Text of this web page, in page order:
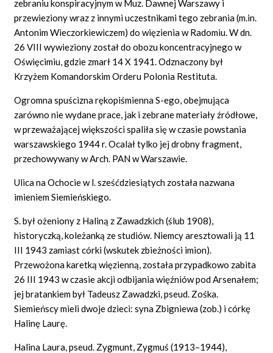
zebraniu konspiracyjnym w Muz. Dawnej Warszawy i
przewieziony wraz z innymi uczestnikami tego zebrania (m.in.
Antonim Wieczorkiewiczem) do więzienia w Radomiu. W dn.
26 VIII wywieziony został do obozu koncentracyjnego w
Oświęcimiu, gdzie zmarł 14 X 1941. Odznaczony był
Krzyżem Komandorskim Orderu Polonia Restituta.
Ogromna spuścizna rękopiśmienna S-ego, obejmująca
zarówno nie wydane prace, jak i zebrane materiały źródłowe,
w przeważającej większości spaliła się w czasie powstania
warszawskiego 1944 r. Ocalał tylko jej drobny fragment,
przechowywany w Arch. PAN w Warszawie.
Ulica na Ochocie w l. sześćdziesiątych została nazwana
imieniem Siemieńskiego.
S. był ożeniony z Haliną z Zawadzkich (ślub 1908),
historyczką, koleżanką ze studiów. Niemcy aresztowali ją 11
III 1943 zamiast córki (wskutek zbieżności imion).
Przewożona karetką więzienną, została przypadkowo zabita
26 III 1943 w czasie akcji odbijania więźniów pod Arsenałem;
jej bratankiem był Tadeusz Zawadzki, pseud. Zośka.
Siemieńscy mieli dwoje dzieci: syna Zbigniewa (zob.) i córkę
Halinę Laurę.
Halina Laura, pseud. Zygmunt, Zygmuś (1913–1944),